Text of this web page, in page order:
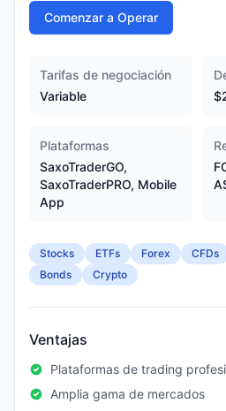
Comenzar a Operar
Tarifas de negociación
Variable
Plataformas
SaxoTraderGO,
SaxoTraderPRO, Mobile
App
Stocks ETFs Forex CFDs
Bonds
Crypto
Ventajas
Plataformas de trading
Amplia gama de mercados